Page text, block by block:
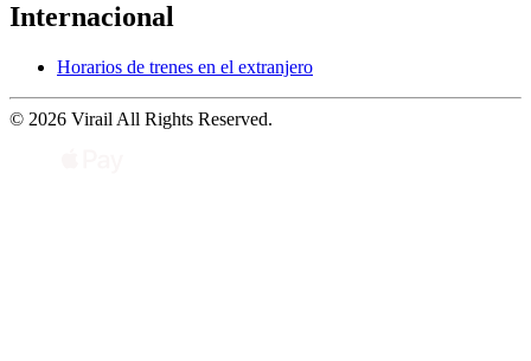
Internacional
Horarios de trenes en el extranjero
© 2026 Virail All Rights Reserved.